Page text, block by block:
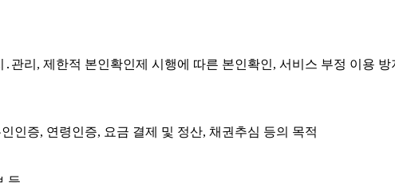
리, 제한적 본인확인제 시행에 따른 본인확인, 서비스 부정 이용 방
인증, 연령인증, 요금 결제 및 정산, 채권추심 등의 목적